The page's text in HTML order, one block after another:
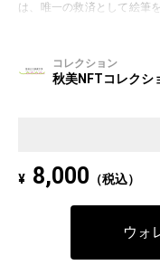
は、唯一の救済として絵筆
「晴天」と名付けたのか——
ける豪雨を描いているから
気と陰鬱さに覆われていま
すように』と。頭上にある
コレクション
秋美NFTコレクシ
¥ 8,000 （税込）
ウォ